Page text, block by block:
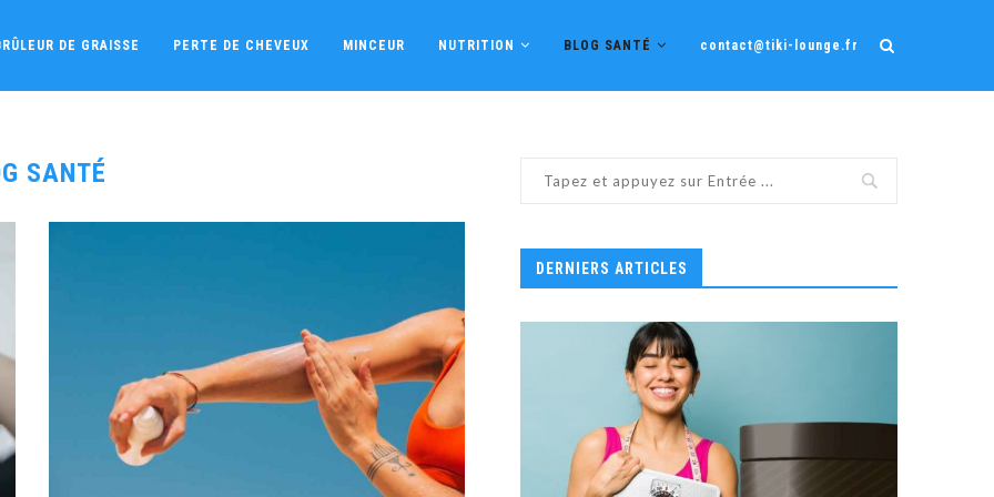
DE GRAISSE PERTE DE CHEVEUX MINCEUR NUTRITION BLOG SANTÉ contact@tiki-lounge.fr
SANTÉ
DERNIERS ARTICLES